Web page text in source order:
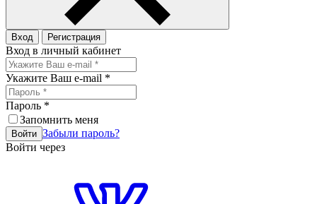
Вход Регистрация
Вход в личный кабинет
Укажите Ваш e-mail *
Пароль *
Запомнить меня
Войти Забыли пароль?
Войти через